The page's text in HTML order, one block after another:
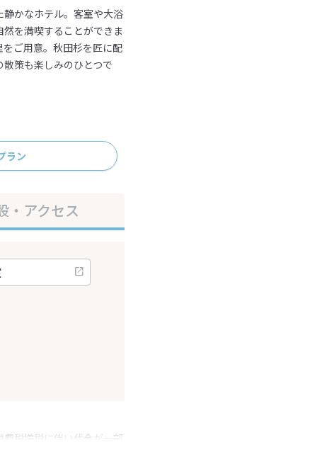
かなホテル。客室や大浴
を満喫することができま
ご用意。秋田杉を匠に配
策も楽しみのひとつで
ラン
・アクセス
税増税に伴い代金が一部